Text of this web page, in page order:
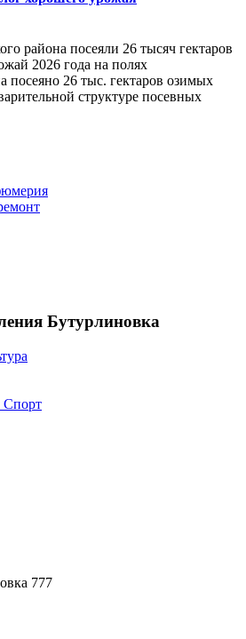
района посеяли 26 тысяч гектаров
2026 года на полях
посеяно 26 тыс. гектаров озимых
структуре посевных
Бутурлиновка
Спорт
777